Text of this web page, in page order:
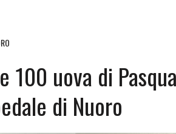
100 uova di
di Nuoro